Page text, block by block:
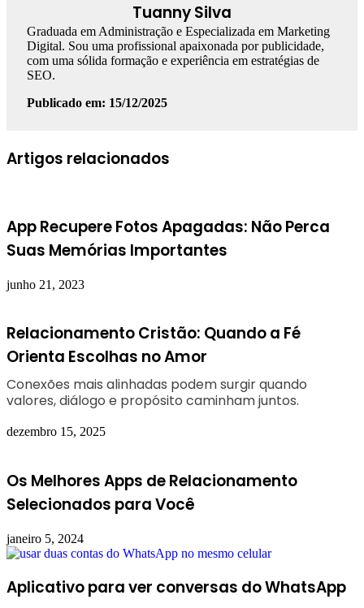
Tuanny Silva
Graduada em Administração e Especializada em Marketing
Digital. Sou uma profissional apaixonada por publicidade,
com uma sólida formação e experiência em estratégias de
SEO.
Publicado em: 15/12/2025
Facebook
Linkedin
WhatsApp
Telegram
Artigos relacionados
App Recupere Fotos Apagadas: Não Perca
Suas Memórias Importantes
junho 21, 2023
Relacionamento Cristão: Quando a Fé
Orienta Escolhas no Amor
Conexões mais alinhadas podem surgir quando
valores, diálogo e propósito caminham juntos.
dezembro 15, 2025
Os Melhores Apps de Relacionamento
Selecionados para Você
janeiro 5, 2024
Aplicativo para ver conversas do WhatsApp